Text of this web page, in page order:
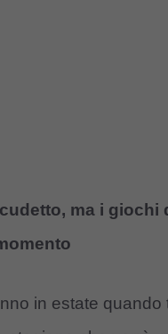
ma i giochi
in estate